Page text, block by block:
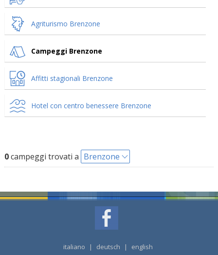
Agriturismo Brenzone
Campeggi Brenzone
Affitti stagionali Brenzone
Hotel con centro benessere Brenzone
0campeggi trovati a Brenzone
italiano | deutsch | english